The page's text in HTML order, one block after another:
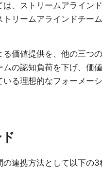
、ストリームアライン
リームアラインドチー
価値提供を、他の三つ
ムの認知負荷を下げ、価
る理想的なフォーメー
連携方法として以下の